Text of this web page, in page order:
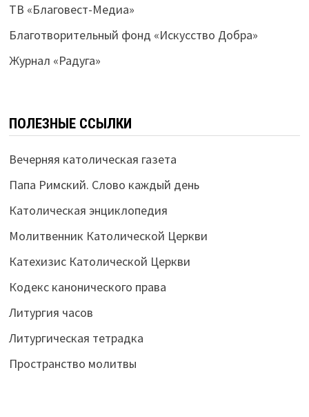
ТВ «Благовест-Медиа»
Благотворительный фонд «Искусство Добра»
Журнал «Радуга»
ПОЛЕЗНЫЕ ССЫЛКИ
Вечерняя католическая газета
Папа Римский. Слово каждый день
Католическая энциклопедия
Молитвенник Католической Церкви
Катехизис Католической Церкви
Кодекс канонического права
Литургия часов
Литургическая тетрадка
Пространство молитвы